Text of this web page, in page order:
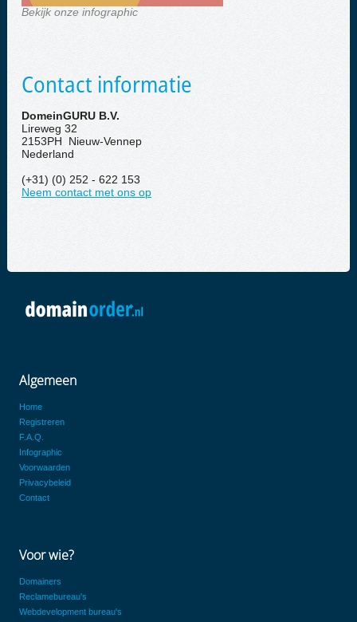
Bekijk onze infographic
Contact informatie
DomeinGURU B.V.
Lireweg 32
2153PH Nieuw-Vennep
Nederland
(+31) (0) 252 - 622 153
Neem contact met ons op
Algemeen
Home
Registreren
F.A.Q.
Infographic
Voorwaarden
Privacybeleid
Contact
Voor wie?
Domainers
Reclamebureau's
Webdevelopment bureau's